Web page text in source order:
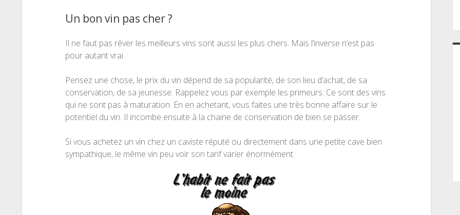
Un bon vin pas cher ?
Il ne faut pas rêver les meilleurs vins sont aussi les plus chers. Mais l’inverse n’est pas
pour autant vrai.
Pensez une chose, le prix du vin dépend de sa popularité, de son lieu d’achat, de sa
conservation, de sa jeunesse. Rappelez vous par exemple les primeurs. Ce sont des vins
qui ne sont pas à maturation. En en achetant, vous faites une très bonne affaire sur le
potentiel du vin. Il incombe ensuite à la chaine de conservation de bien se passer.
Si vous achetez un vin chez un caviste réputé ou directement dans une petite cave bien
sympathique, le même vin peu voir son tarif varier énormément.